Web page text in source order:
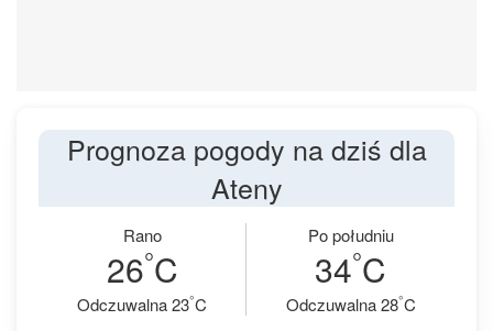
Prognoza pogody na dziś dla
Ateny
Rano
26°C
Odczuwalna 23°C
Po południu
34°C
Odczuwalna 28°C